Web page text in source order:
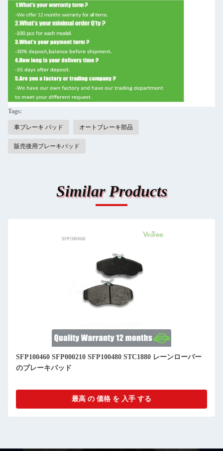
Tags:
車ブレーキ パッド オートブレーキ部品
販売後用ブレーキパッド
Similar Products
SFP100460 SFP000210 SFP100480 STC1880 レーンローバー
のブレーキパッド
最高 の 価格 を 入手 する